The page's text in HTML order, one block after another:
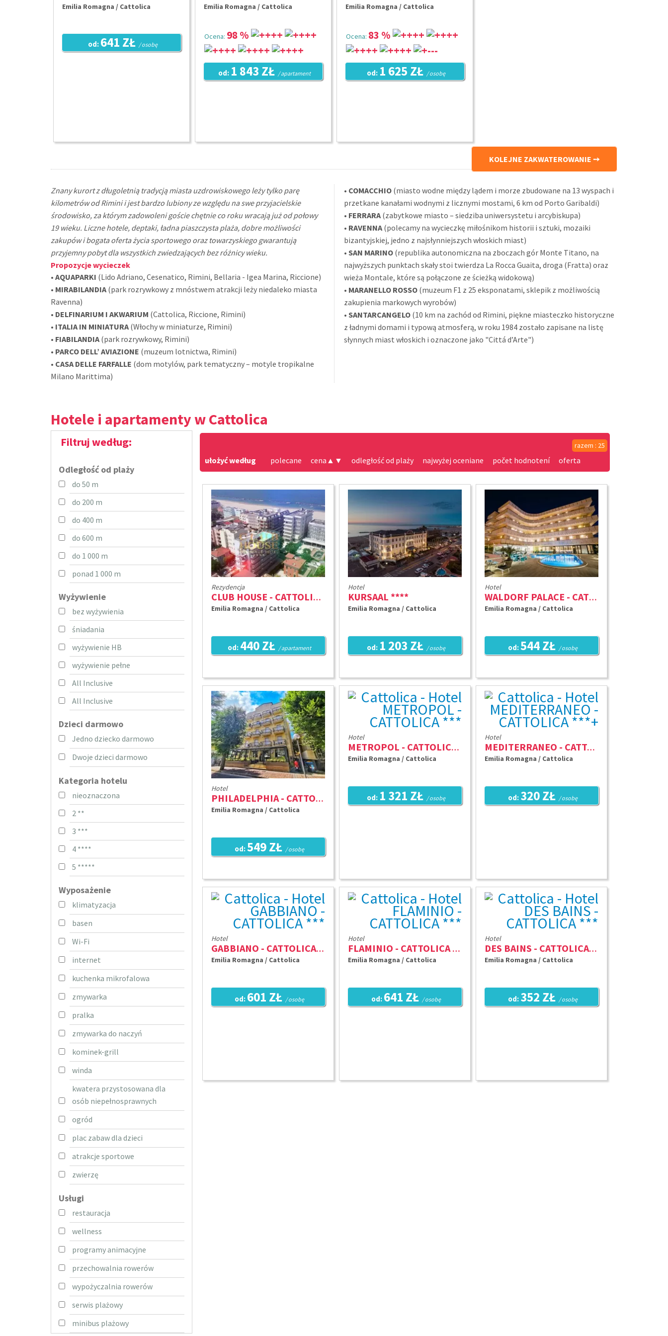
Emilia Romagna / Cattolica
od: 641 ZŁ / osobę
Emilia Romagna / Cattolica
Ocena: 98 %
od: 1 843 ZŁ / apartament
Emilia Romagna / Cattolica
Ocena: 83 %
od: 1 625 ZŁ / osobę
KOLEJNE ZAKWATEROWANIE
Znany kurort z długoletnią tradycją miasta uzdrowiskowego leży tylko parę
kilometrów od Rimini i jest bardzo lubiony ze względu na swe przyjacielskie
środowisko, za którym zadowoleni goście chętnie co roku wracają już od połowy
19 wieku. Liczne hotele, deptaki, ładna piaszczysta plaża, dobre możliwości
zakupów i bogata oferta życia sportowego oraz towarzyskiego gwarantują
przyjemny pobyt dla wszystkich zwiedzających bez różnicy wieku.
Propozycje wycieczek
• AQUAPARKI (Lido Adriano, Cesenatico, Rimini, Bellaria - Igea Marina, Riccione)
• MIRABILANDIA (park rozrywkowy z mnóstwem atrakcji leży niedaleko miasta
Ravenna)
• DELFINARIUM I AKWARIUM (Cattolica, Riccione, Rimini)
• ITALIA IN MINIATURA (Włochy w miniaturze, Rimini)
• FIABILANDIA (park rozrywkowy, Rimini)
• PARCO DELL’ AVIAZIONE (muzeum lotnictwa, Rimini)
• CASA DELLE FARFALLE (dom motylów, park tematyczny – motyle tropikalne
Milano Marittima)
• COMACCHIO (miasto wodne między lądem i morze zbudowane na 13 wyspach i
przetkane kanałami wodnymi z licznymi mostami, 6 km od Porto Garibaldi)
• FERRARA (zabytkowe miasto – siedziba uniwersystetu i arcybiskupa)
• RAVENNA (polecamy na wycieczkę miłośnikom historii i sztuki, mozaiki
bizantyjskiej, jedno z najsłynniejszych włoskich miast)
• SAN MARINO (republika autonomiczna na zboczach gór Monte Titano, na
najwyższych punktach skały stoi twierdza La Rocca Guaita, droga (Fratta) oraz
wieża Montale, które są połączone ze ścieżką widokową)
• MARANELLO ROSSO (muzeum F1 z 25 eksponatami, sklepik z możliwością
zakupienia markowych wyrobów)
• SANTARCANGELO (10 km na zachód od Rimini, piękne miasteczko historyczne
z ładnymi domami i typową atmosferą, w roku 1984 zostało zapisane na listę
słynnych miast włoskich i oznaczone jako "Cittá d’Arte")
Hotele i apartamenty w Cattolica
Filtruj według:
Odległość od plaży
do 50 m
do 200 m
do 400 m
do 600 m
do 1 000 m
ponad 1 000 m
Wyżywienie
bez wyżywienia
śniadania
wyżywienie HB
wyżywienie pełne
All Inclusive
All Inclusive
Dzieci darmowo
Jedno dziecko darmowo
Dwoje dzieci darmowo
Kategoria hotelu
nieoznaczona
2 **
3 ***
4 ****
5 *****
Wyposażenie
klimatyzacja
basen
Wi-Fi
internet
kuchenka mikrofalowa
zmywarka
pralka
zmywarka do naczyń
kominek-grill
winda
kwatera przystosowana dla
osób niepełnosprawnych
ogród
plac zabaw dla dzieci
atrakcje sportowe
zwierzę
Usługi
restauracja
wellness
programy animacyjne
przechowalnia rowerów
wypożyczalnia rowerów
serwis plażowy
minibus plażowy
razem : 25
ułożyć według polecane cena ▲ ▼ odległość od plaży najwyżej oceniane počet hodnotení oferta
Rezydencja
CLUB HOUSE - CATTOLICA ****
Emilia Romagna / Cattolica
od: 440 ZŁ / apartament
Hotel
KURSAAL ****
Emilia Romagna / Cattolica
od: 1 203 ZŁ / osobę
Hotel
WALDORF PALACE - CATTOLICA ****
Emilia Romagna / Cattolica
od:544 ZŁ / osobę
Hotel
PHILADELPHIA - CATTOLICA ***
Emilia Romagna / Cattolica
od:549 ZŁ / osobę
Hotel
METROPOL - CATTOLICA ***
Emilia Romagna / Cattolica
od: 1 321 ZŁ / osobę
Hotel
MEDITERRANEO - CATTOLICA ***+
Emilia Romagna / Cattolica
od: 320 ZŁ / osobę
Hotel
GABBIANO - CATTOLICA ***
Emilia Romagna / Cattolica
od: 601 ZŁ / osobę
Hotel
FLAMINIO - CATTOLICA ***
Emilia Romagna / Cattolica
od: 641 ZŁ / osobę
Hotel
DES BAINS - CATTOLICA ***
Emilia Romagna / Cattolica
od: 352 ZŁ / osobę